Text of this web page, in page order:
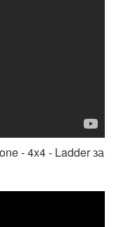
- 4x4 - Ladder за